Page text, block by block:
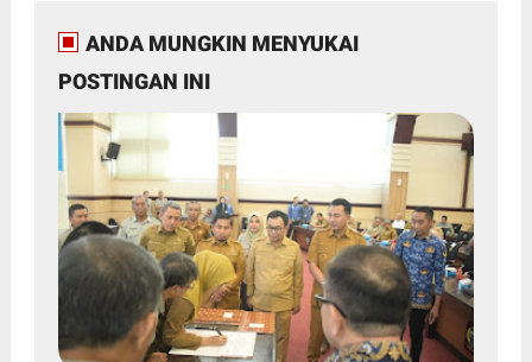
ANDA MUNGKIN MENYUKAI
POSTINGAN INI